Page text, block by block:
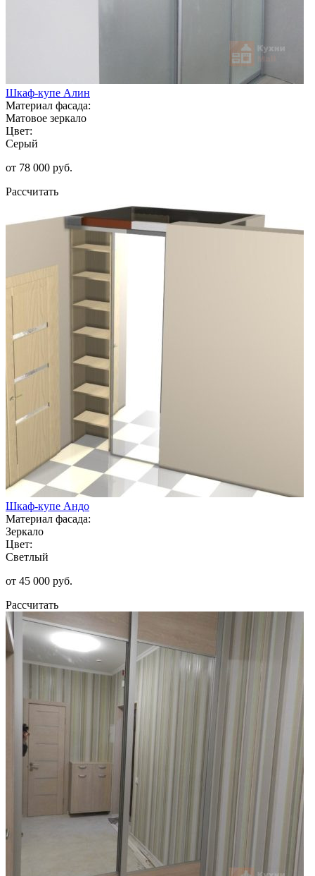
Шкаф-купе Алин
Материал фасада:
Матовое зеркало
Цвет:
Серый
от 78 000 руб.
Рассчитать
Шкаф-купе Андо
Материал фасада:
Зеркало
Цвет:
Светлый
от 45 000 руб.
Рассчитать